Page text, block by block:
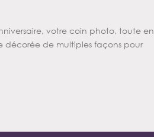
votre coin photo, toute en
de multiples façons pour